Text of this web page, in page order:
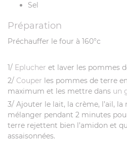
Sel
Préparation
Préchauffer le four à 160°c
1/ Eplucher et laver les pommes
2/ Couper les pommes de terre
maximum et les mettre dans un
3/ Ajouter le lait, la crème, l’ail, la
mélanger pendant 2 minutes
terre rejettent bien l’amidon et
assaisonnées.